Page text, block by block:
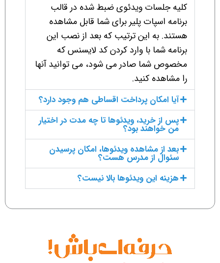
کلیه جلسات ویدئوی ضبط شده در قالب
برنامه اسپات پلیر برای شما قابل مشاهده
هستند. به این ترتیب که بعد از نصب این
برنامه شما با وارد کردن کد لایسنس که
مخصوص شما صادر می شود، می توانید آنها
را مشاهده کنید.
آیا امکان پرداخت اقساطی هم وجود دارد؟
پس از خرید، ویدئوها تا چه مدت در اختیار
من خواهند بود؟
بعد از مشاهده ویدئوها، امکان پرسیدن
سئوال از مدرس هست؟
هزینه این ویدئوها بالا نیست؟